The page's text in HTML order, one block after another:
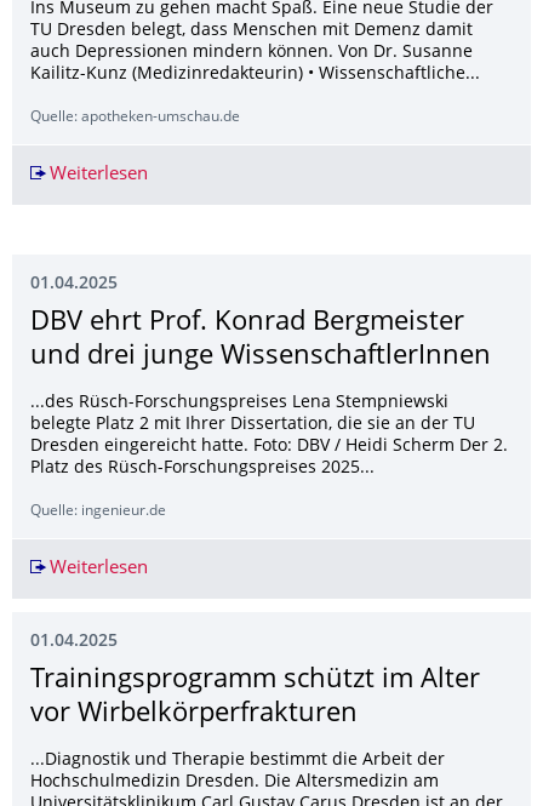
Ins Museum zu gehen macht Spaß. Eine neue Studie der
TU Dresden belegt, dass Menschen mit Demenz damit
auch Depressionen mindern können. Von Dr. Susanne
Kailitz-Kunz (Medizinredakteurin) • Wissenschaftliche...
Quelle: apotheken-umschau.de
Weiterlesen
01.04.2025
DBV ehrt Prof. Konrad Bergmeister
und drei junge WissenschaftlerIn­nen
...des Rüsch-Forschungspreises Lena Stempniewski
belegte Platz 2 mit Ihrer Dissertation, die sie an der TU
Dresden eingereicht hatte. Foto: DBV / Heidi Scherm Der 2.
Platz des Rüsch-Forschungspreises 2025...
Quelle: ingenieur.de
Weiterlesen
01.04.2025
Trainingsprogramm schützt im Alter
vor Wirbelkörperfrak­turen
...Diagnostik und Therapie bestimmt die Arbeit der
Hochschulmedizin Dresden. Die Altersmedizin am